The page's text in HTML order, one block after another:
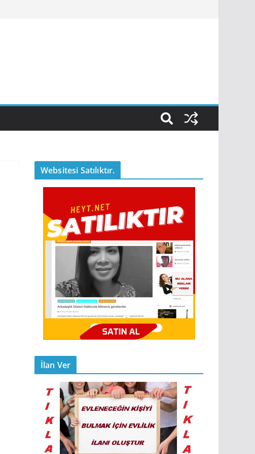
Websitesi Satılıktır.
İlan Ver